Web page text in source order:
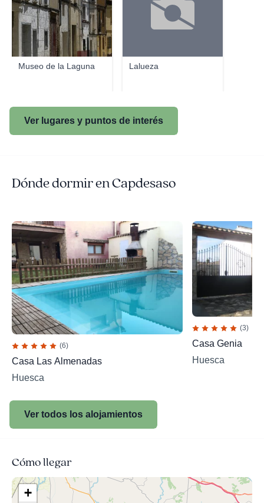
Museo de la Laguna Lalueza
Ver lugares y puntos de interés
Dónde dormir en Capdesaso
(6)
Casa Las Almenadas
Huesca
(3)
Casa Genia
Huesca
Ver todos los alojamientos
Cómo llegar
+